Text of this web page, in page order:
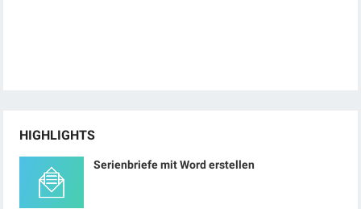
HIGHLIGHTS
Serienbriefe mit Word erstellen